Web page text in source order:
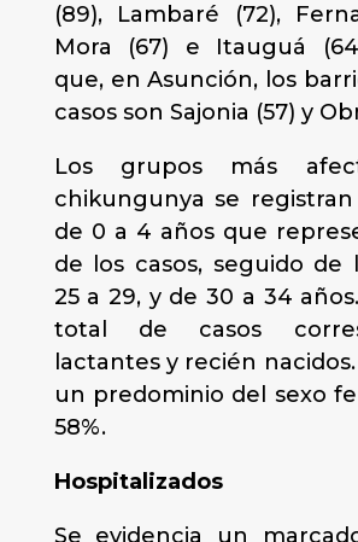
(89), Lambaré (72),
Mora (67) e Itauguá
que, en Asunción, los
casos son Sajonia (57) y
Los grupos más
chikungunya se
de 0 a 4 años que
de los casos, seguido de
25 a 29, y de 30 a 34
total de casos
lactantes y recién
un predominio del sexo
58%.
Hospitalizados
Se evidencia un